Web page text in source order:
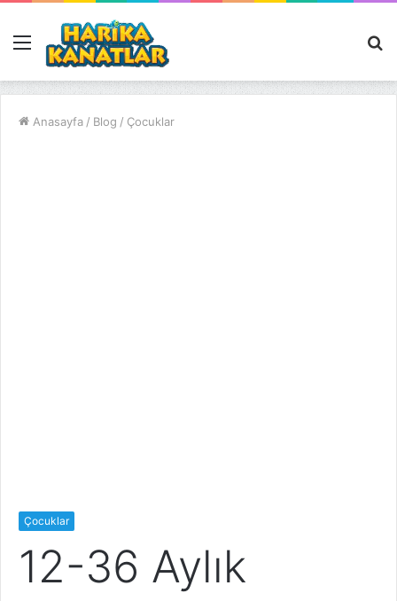
Menü
...
Anasayfa / Blog / Çocuklar
Çocuklar
12-36 Aylık